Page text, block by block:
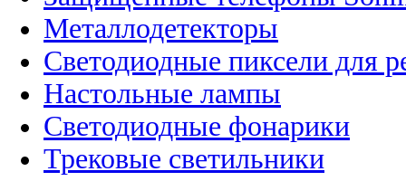
Металлодетекторы
Светодиодные пиксели для
Настольные лампы
Светодиодные фонарики
Трековые светильники